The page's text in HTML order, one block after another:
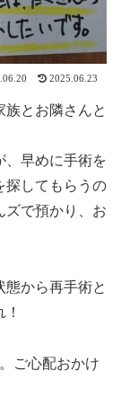
2025.06.23
とお隣さんと
、早めに手術を
探してもらうの
ズで預かり、お
から再手術と
ご心配おかけ